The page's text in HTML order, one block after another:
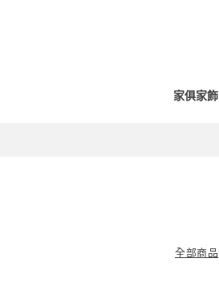
家俱家飾
全部商品